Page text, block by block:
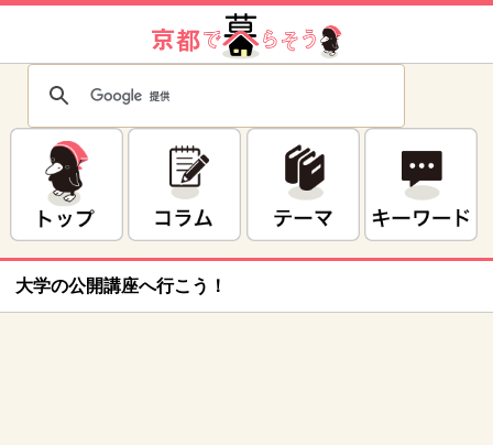
大学の公開講座へ行こう！